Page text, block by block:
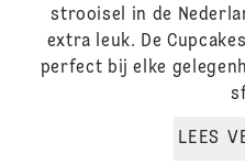
strooisel in de
extra leuk. De
perfect bij elke